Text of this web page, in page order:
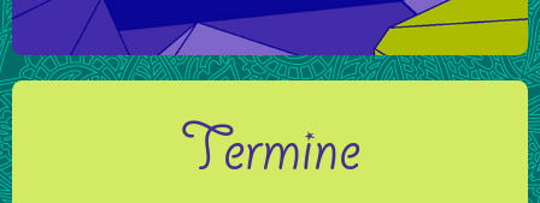
Termine